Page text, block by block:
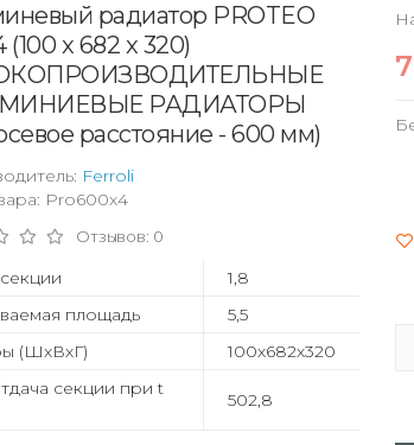
радиатор PROTEO
(100 x 682 x 320)
РАДИАТОРЫ
расстояние - 600 мм)
Ferroli
Pro600x4
Отзывов: 0
1,8
площадь
5,5
(ШхВхГ)
100х682х320
секции при t
502,8